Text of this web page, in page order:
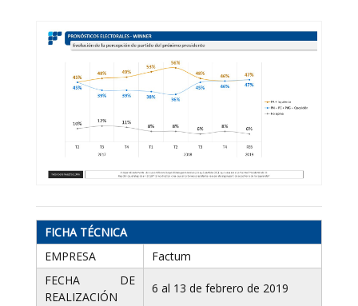
FICHA TÉCNICA
EMPRESA
Factum
FECHA DE
REALIZACIÓN
6 al 13 de febrero de 2019